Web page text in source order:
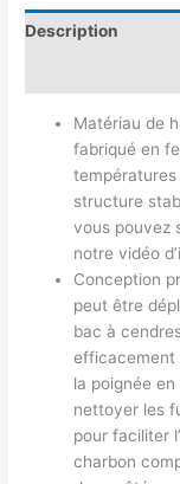
Description
Matériau de
fabriqué en
structure
vous pouvez
notre vidéo
Conception
peut être
bac à
efficacement
la poignée
nettoyer les
pour faciliter
charbon